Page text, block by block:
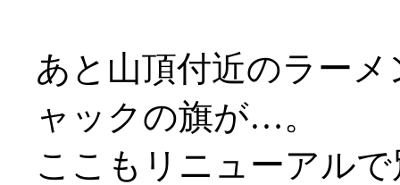
あと山頂付近のラー
ャックの旗が…。
ここもリニューアル